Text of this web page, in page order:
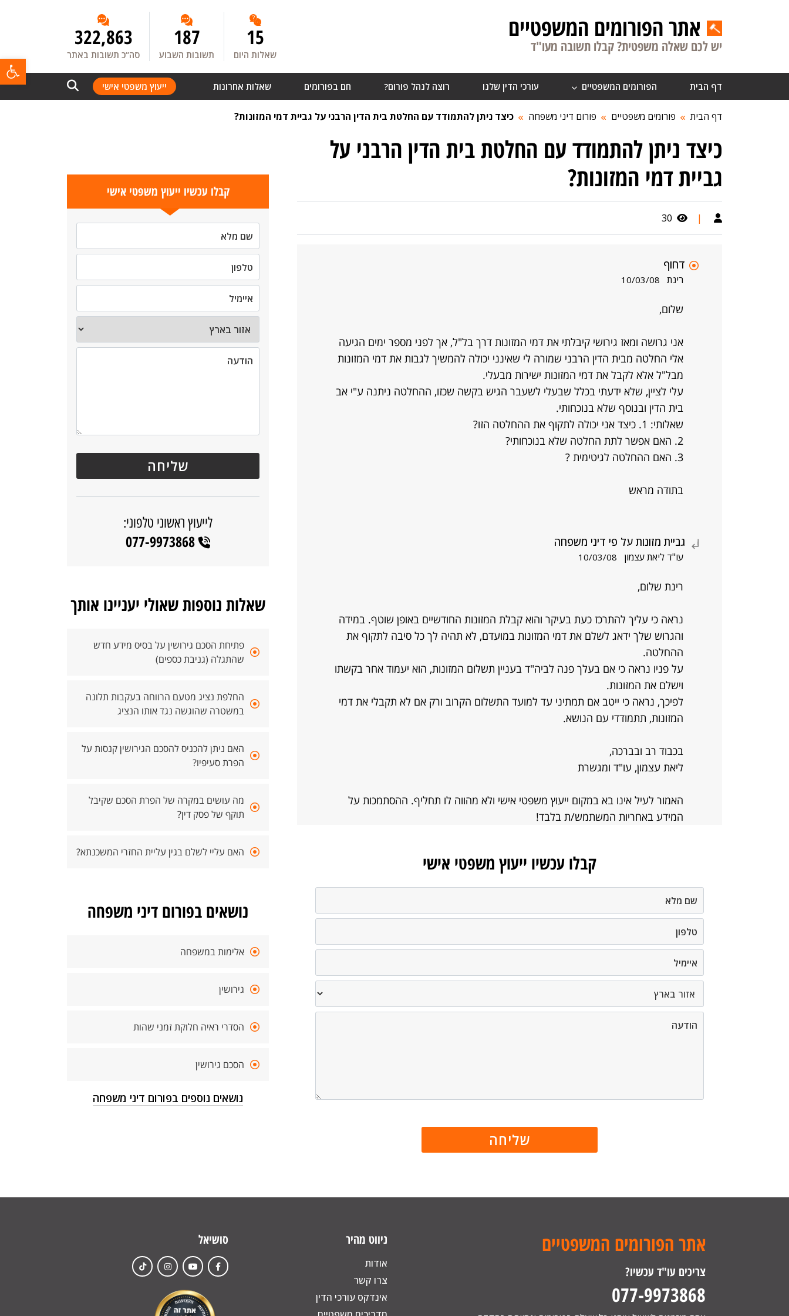
אתר הפורומים המשפטיים
יש לכם שאלה משפטית? קבלו תשובה מעו"ד 15
שאלות היום
187
תשובות השבוע
322,863
סה”כ תשובות באתר
דף הבית הפורומים המשפטיים עורכי הדין שלנו רוצה לנהל פורום? חם בפורומים שאלות אחרונות ייעוץ משפטי אישי
דף הבית פורומים משפטיים פורום דיני משפחה כיצד ניתן להתמודד עם החלטת בית הדין הרבני על גביית דמי המזונות?
כיצד ניתן להתמודד עם החלטת בית הדין הרבני על
גביית דמי המזונות?
|
30
דחוף
רינת 10/03/08
שלום,
אני גרושה ומאז גירושי קיבלתי את דמי המזונות דרך בל"ל, אך לפני מספר ימים הגיעה
אלי החלטה מבית הדין הרבני שמורה לי שאינני יכולה להמשיך לגבות את דמי המזונות
מבל"ל אלא לקבל את דמי המזונות ישירות מבעלי.
עלי לציין, שלא ידעתי בכלל שבעלי לשעבר הגיש בקשה שכזו, ההחלטה ניתנה ע"י אב
בית הדין ובנוסף שלא בנוכחותי.
שאלותי: 1. כיצד אני יכולה לתקוף את ההחלטה הזו?
2. האם אפשר לתת החלטה שלא בנוכחותי?
3. האם ההחלטה לגיטימית ?
בתודה מראש
גביית מזונות על פי דיני משפחה
עו"ד ליאת עצמון 10/03/08
רינת שלום,
נראה כי עליך להתרכז כעת בעיקר והוא קבלת המזונות החודשיים באופן שוטף. במידה
והגרוש שלך ידאג לשלם את דמי המזונות במועדם, לא תהיה לך כל סיבה לתקוף את
ההחלטה.
על פניו נראה כי אם בעלך פנה לביה"ד בעניין תשלום המזונות, הוא יעמוד אחר בקשתו
וישלם את המזונות.
לפיכך, נראה כי ייטב אם תמתיני עד למועד התשלום הקרוב ורק אם לא תקבלי את דמי
המזונות, תתמודדי עם הנושא.
בכבוד רב ובברכה,
ליאת עצמון, עו"ד ומגשרת
האמור לעיל אינו בא במקום ייעוץ משפטי אישי ולא מהווה לו תחליף. ההסתמכות על
המידע באחריות המשתמש/ת בלבד!
קבלו עכשיו ייעוץ משפטי אישי
קבלו עכשיו ייעוץ משפטי אישי
לייעוץ ראשוני טלפוני:
077-9973868
שאלות נוספות שאולי יעניינו אותך
פתיחת הסכם גירושין על בסיס מידע חדש
שהתגלה (גניבת כספים)
החלפת נציג מטעם הרווחה בעקבות תלונה
במשטרה שהוגשה נגד אותו הנציג
האם ניתן להכניס להסכם הגירושין קנסות על
הפרת סעיפיו?
מה עושים במקרה של הפרת הסכם שקיבל
תוקף של פסק דין?
האם עליי לשלם בגין עליית החזרי המשכנתא?
נושאים בפורום דיני משפחה
אלימות במשפחה
גירושין
הסדרי ראיה חלוקת זמני שהות
הסכם גירושין
נושאים נוספים בפורום דיני משפחה
אתר הפורומים המשפטיים
צריכים עו"ד עכשיו?
077-9973868
ניווט מהיר
אודות
צרו קשר
אינדקס עורכי הדין
סושיאל